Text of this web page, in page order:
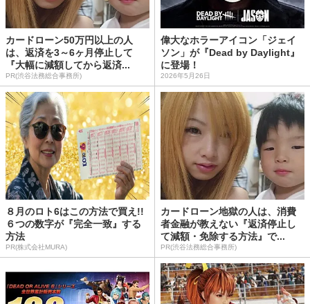
カードローン50万円以上の人
は、返済を3～6ヶ月停止して
『大幅に減額してから返済...
PR(渋谷法務総合事務所)
偉大なホラーアイコン「ジェイ
ソン」が『Dead by Daylight』
に登場！
2026年5月26日
８月のロト6はこの方法で買え!!
６つの数字が『完全一致』する
方法
PR(株式会社MURA)
カードローン地獄の人は、消費
者金融が教えない『返済停止し
て減額・免除する方法』で...
PR(渋谷法務総合事務所)